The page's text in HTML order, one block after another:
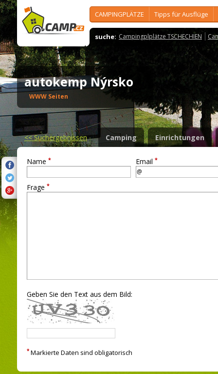
CAMPINGPLÄTZE Tipps für Ausflüge
suche: Campingplplätze TSCHECHIEN
autokemp Nýrsko
WWW Seiten
<<Suchergebnissen Camping Einrichtungen
Name * Email *
Frage *
Geben Sie den Text aus dem Bild:
* Markierte Daten sind obligatorisch